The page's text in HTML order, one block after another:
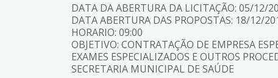
DATA DA ABERTURA DA LICITAÇÃO: 05/12/
DATA ABERTURA DAS PROPOSTAS: 18/12/
HORARIO: 09:00
OBJETIVO: CONTRATAÇÃO DE EMPRESA
EXAMES ESPECIALIZADOS E OUTROS
SECRETARIA MUNICIPAL DE SAÚDE